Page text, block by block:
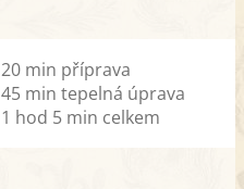
20 min příprava
45 min tepelná úprava
1 hod 5 min celkem